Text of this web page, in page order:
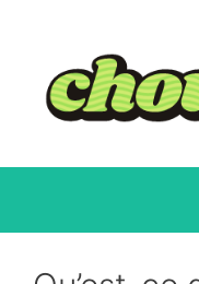
contenu